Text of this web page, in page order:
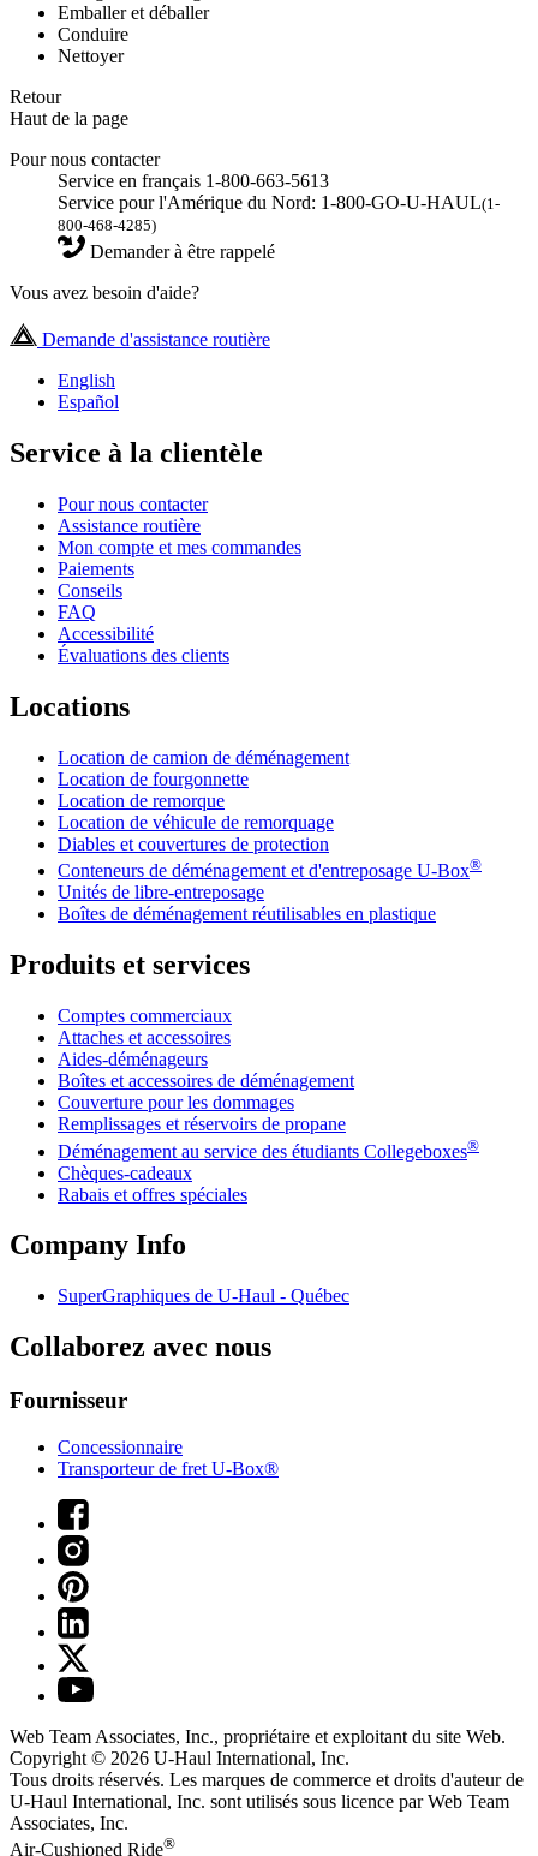
Emballer et déballer
Conduire
Nettoyer
Retour
Haut de la page
Pour nous contacter
Service en français 1-800-663-5613
Service pour l'Amérique du Nord: 1-800-GO-U-HAUL(1-
800-468-4285)
Demander à être rappelé
Vous avez besoin d'aide?
Demande d'assistance routière
English
Español
Service à la clientèle
Pour nous contacter
Assistance routière
Mon compte et mes commandes
Paiements
Conseils
FAQ
Accessibilité
Évaluations des clients
Locations
Location de camion de déménagement
Location de fourgonnette
Location de remorque
Location de véhicule de remorquage
Diables et couvertures de protection
Conteneurs de déménagement et d'entreposage U-Box®
Unités de libre-entreposage
Boîtes de déménagement réutilisables en plastique
Produits et services
Comptes commerciaux
Attaches et accessoires
Aides-déménageurs
Boîtes et accessoires de déménagement
Couverture pour les dommages
Remplissages et réservoirs de propane
Déménagement au service des étudiants Collegeboxes®
Chèques-cadeaux
Rabais et offres spéciales
Company Info
SuperGraphiques de U-Haul - Québec
Collaborez avec nous
Fournisseur
Concessionnaire
Transporteur de fret U-Box®
Web Team Associates, Inc., propriétaire et exploitant du site Web.
Copyright © 2026 U-Haul International, Inc.
Tous droits réservés. Les marques de commerce et droits d'auteur de
U-Haul International, Inc. sont utilisés sous licence par Web Team
Associates, Inc.
Air-Cushioned Ride®